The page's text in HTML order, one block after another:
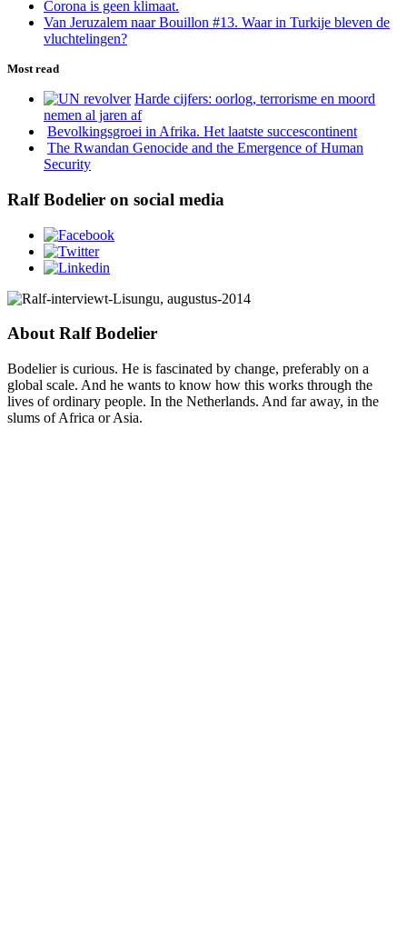
Corona is geen klimaat.
Van Jeruzalem naar Bouillon #13. Waar in Turkije bleven de
vluchtelingen?
Most read
Harde cijfers: oorlog, terrorisme en moord
nemen al jaren af
Bevolkingsgroei in Afrika. Het laatste succescontinent
The Rwandan Genocide and the Emergence of Human
Security
Ralf Bodelier on social media
About Ralf Bodelier
Bodelier is curious. He is fascinated by change, preferably on a
global scale. And he wants to know how this works through the
lives of ordinary people. In the Netherlands. And far away, in the
slums of Africa or Asia.